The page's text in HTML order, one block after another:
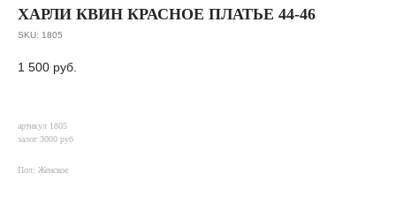
ХАРЛИ КВИН КРАСНОЕ ПЛАТЬЕ 44-46
SKU: 1805
1 500 руб.
артикул 1805
залог 3000 руб
Пол: Женское